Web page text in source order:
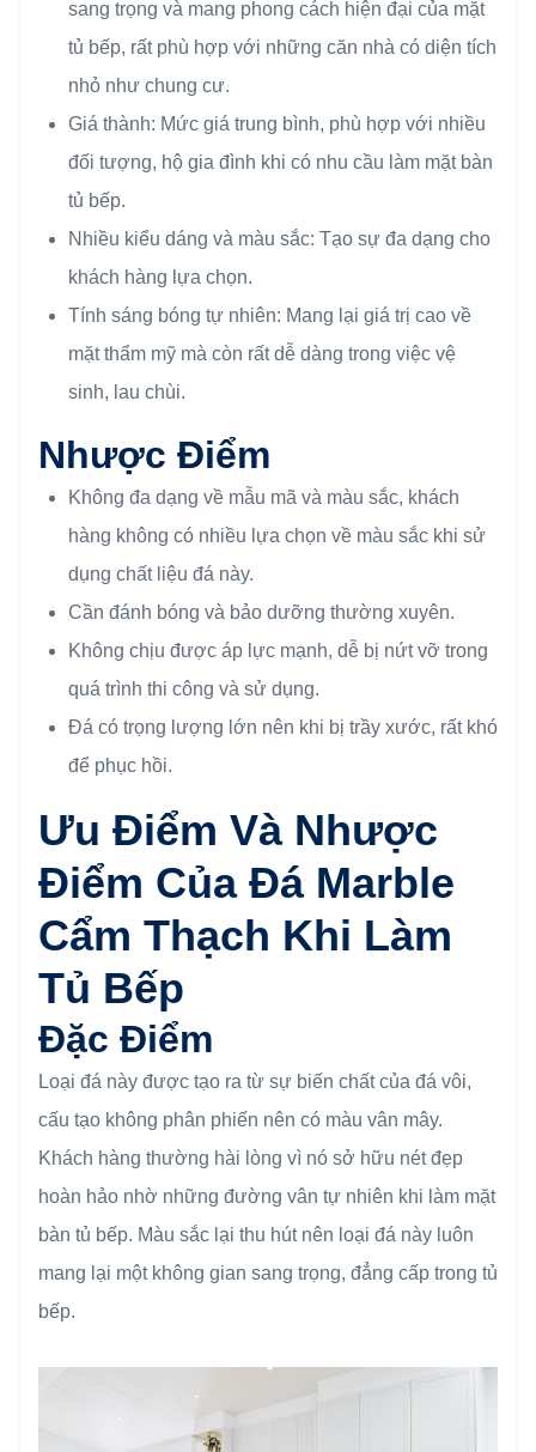
sang trọng và mang phong cách hiện đại của mặt
tủ bếp, rất phù hợp với những căn nhà có diện tích
nhỏ như chung cư.
Giá thành: Mức giá trung bình, phù hợp với nhiều
đối tượng, hộ gia đình khi có nhu cầu làm mặt bàn
tủ bếp.
Nhiều kiểu dáng và màu sắc: Tạo sự đa dạng cho
khách hàng lựa chọn.
Tính sáng bóng tự nhiên: Mang lại giá trị cao về
mặt thẩm mỹ mà còn rất dễ dàng trong việc vệ
sinh, lau chùi.
Nhược Điểm
Không đa dạng về mẫu mã và màu sắc, khách
hàng không có nhiều lựa chọn về màu sắc khi sử
dụng chất liệu đá này.
Cần đánh bóng và bảo dưỡng thường xuyên.
Không chịu được áp lực mạnh, dễ bị nứt vỡ trong
quá trình thi công và sử dụng.
Đá có trọng lượng lớn nên khi bị trầy xước, rất khó
để phục hồi.
Ưu Điểm Và Nhược
Điểm Của ĐÁ Marble
Cẩm Thạch Khi Làm
Tủ Bếp
Đặc Điểm
Loại đá này được tạo ra từ sự biến chất của đá vôi,
cấu tạo không phân phiến nên có màu vân mây.
Khách hàng thường hài lòng vì nó sở hữu nét đẹp
hoàn hảo nhờ những đường vân tự nhiên khi làm mặt
bàn tủ bếp. Màu sắc lại thu hút nên loại đá này luôn
mang lại một không gian sang trọng, đẳng cấp trong tủ
bếp.